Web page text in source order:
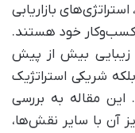
بازاریابی
خود هستند.
بیش از پیش
شریکی استراتژیک
این مقاله به بررسی
آن با سایر نقش‌ها،